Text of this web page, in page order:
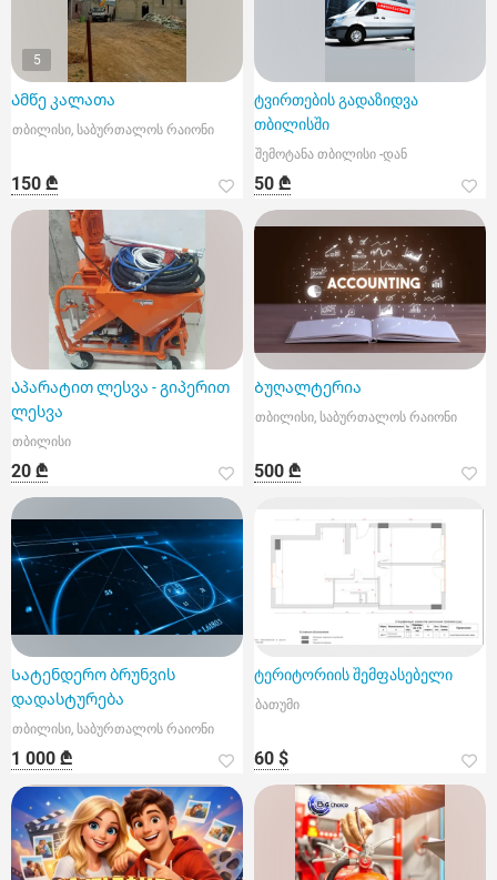
5
Ამწე კალათა
თბილისი, საბურთალოს რაიონი
150 ₾
ტვირთების გადაზიდვა
თბილისში
შემოტანა თბილისი -დან
50 ₾
Აპარატით ლესვა - გიპერით
ლესვა
თბილისი
20 ₾
Ბუღალტერია
თბილისი, საბურთალოს რაიონი
500 ₾
Სატენდერო ბრუნვის
დადასტურება
თბილისი, საბურთალოს რაიონი
1 000 ₾
ტერიტორიის შემფასებელი
ბათუმი
60 $